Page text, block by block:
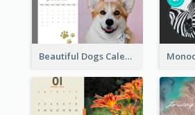
Beautiful Dogs Calendar